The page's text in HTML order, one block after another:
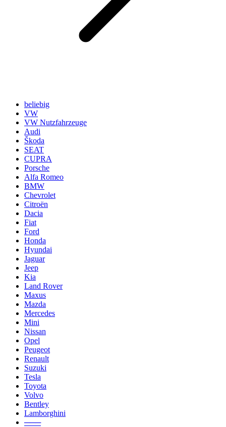
beliebig
VW
VW Nutzfahrzeuge
Audi
Škoda
SEAT
CUPRA
Porsche
Alfa Romeo
BMW
Chevrolet
Citroën
Dacia
Fiat
Ford
Honda
Hyundai
Jaguar
Jeep
Kia
Land Rover
Maxus
Mazda
Mercedes
Mini
Nissan
Opel
Peugeot
Renault
Suzuki
Tesla
Toyota
Volvo
Bentley
Lamborghini
───